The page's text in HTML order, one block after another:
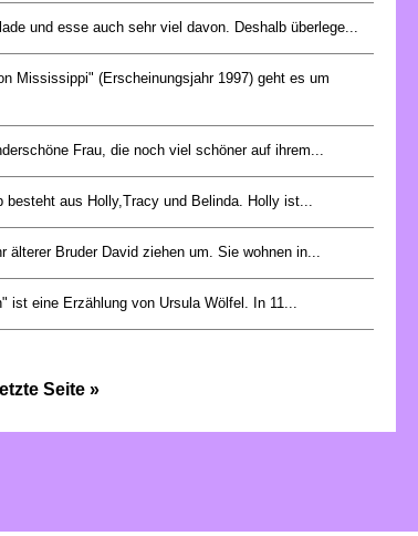
und esse auch sehr viel davon. Deshalb überlege...
Mississippi" (Erscheinungsjahr 1997) geht es um
Frau, die noch viel schöner auf ihrem...
besteht aus Holly,Tracy und Belinda. Holly ist...
älterer Bruder David ziehen um. Sie wohnen in...
ist eine Erzählung von Ursula Wölfel. In 11...
letzte Seite »